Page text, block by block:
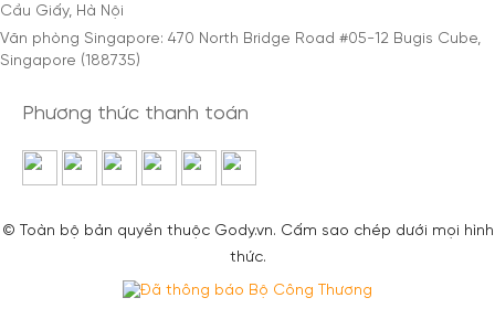
Cầu Giấy, Hà Nội
Văn phòng Singapore: 470 North Bridge Road #05-12 Bugis Cube,
Singapore (188735)
Phương thức thanh toán
© Toàn bộ bản quyền thuộc Gody.vn. Cấm sao chép dưới mọi hình
thức.